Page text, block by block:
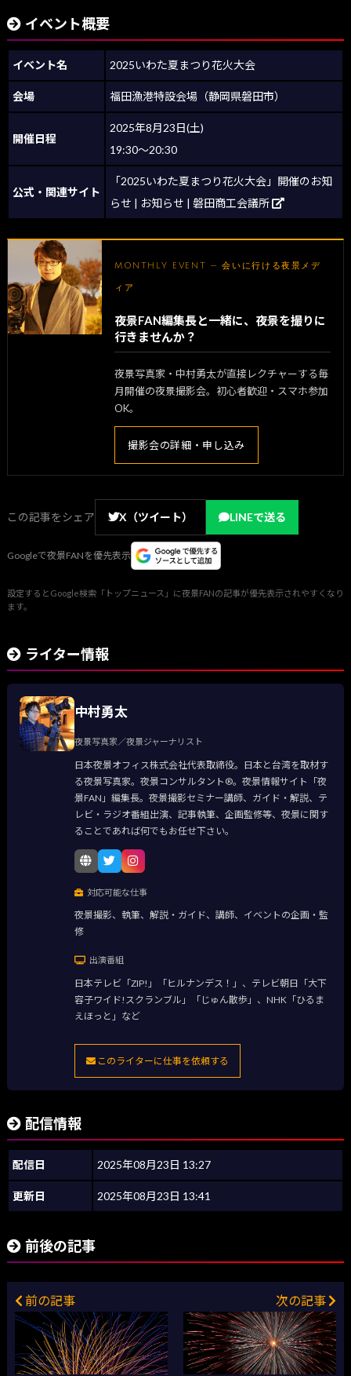
イベント概要
イベント名 2025いわた夏まつり花火大会
会場 福田漁港特設会場（静岡県磐田市）
開催日程
2025年8月23日(土)
19:30～20:30
公式・関連サイト
「2025いわた夏まつり花火大会」開催のお知
らせ | お知らせ | 磐田商工会議所
MONTHLY EVENT — 会いに行ける夜景メデ
ィア
夜景FAN編集長と一緒に、夜景を撮りに
行きませんか？
夜景写真家・中村勇太が直接レクチャーする毎
月開催の夜景撮影会。初心者歓迎・スマホ参加
OK。
撮影会の詳細・申し込み
この記事をシェア X（ツイート） LINEで送る
Googleで夜景FANを優先表示
設定するとGoogle検索「トップニュース」に夜景FANの記事が優先表示されやすくなり
ます。
ライター情報
中村勇太
夜景写真家／夜景ジャーナリスト
日本夜景オフィス株式会社代表取締役。日本と台湾を取材す
る夜景写真家。夜景コンサルタント®。夜景情報サイト「夜
景FAN」編集長。夜景撮影セミナー講師、ガイド・解説、テ
レビ・ラジオ番組出演、記事執筆、企画監修等、夜景に関す
ることであれば何でもお任せ下さい。
対応可能な仕事
夜景撮影、執筆、解説・ガイド、講師、イベントの企画・監
修
出演番組
日本テレビ「ZIP!」「ヒルナンデス！」、テレビ朝日「大下
容子ワイド!スクランブル」「じゅん散歩」、NHK「ひるま
えほっと」など
このライターに仕事を依頼する
配信情報
配信日 2025年08月23日 13:27
更新日 2025年08月23日 13:41
前後の記事
前の記事 次の記事